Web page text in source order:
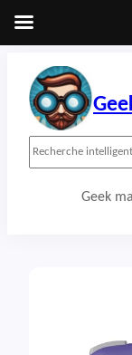
contenu
Geek